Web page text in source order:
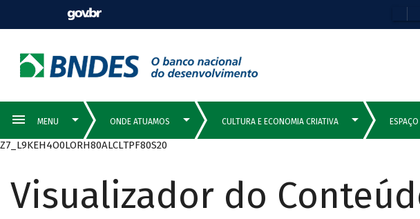
Z7_L9KEH4O0LORH80ALCLTPF80S20
Visualizador do